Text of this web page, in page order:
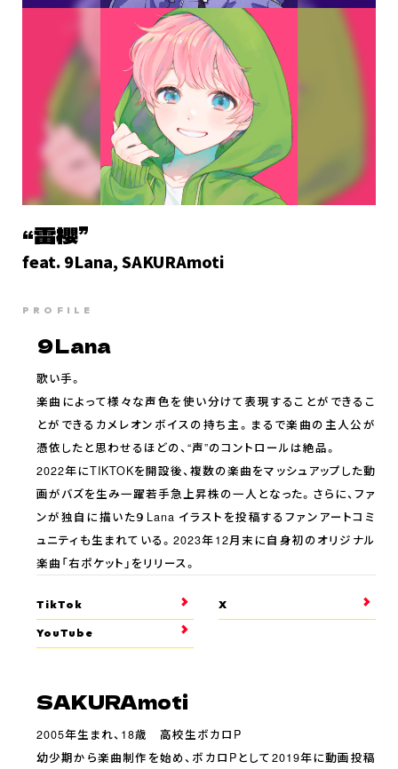
スタッフ＆キャスト
スペシャルコメント
Blu-ray&DVD
関連グッズ
コラボレーション
公式ツイッター
“雷櫻”
feat. 9Lana, SAKURAmoti
PROFILE
９Lana
歌い手。
楽曲によって様々な声色を使い分けて表現することができるこ
とができるカメレオンボイスの持ち主。まるで楽曲の主人公が
憑依したと思わせるほどの、“声”のコントロールは絶品。
2022年にTIKTOKを開設後、複数の楽曲をマッシュアップした動
画がバズを生み一躍若手急上昇株の一人となった。さらに、ファ
ンが独自に描いた９Lana イラストを投稿するファンアートコミ
ュニティも生まれている。2023年12月末に自身初のオリジナル
楽曲「右ポケット」をリリース。
TikTok
X
YouTube
SAKURAmoti
2005年生まれ、18歳 高校生ボカロP
幼少期から楽曲制作を始め、ボカロPとして2019年に動画投稿